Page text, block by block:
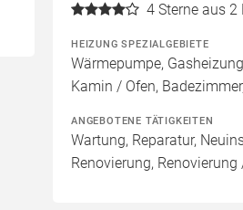
4 Sterne aus 2
HEIZUNG SPEZIALGEBIETE
Wärmepumpe,
Kamin / Ofen,
ANGEBOTENE TÄTIGKEITEN
Wartung, Reparatur,
Renovierung,